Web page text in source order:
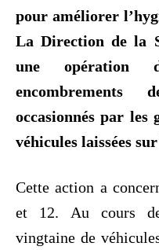
pour améliorer
La Direction de la
une opération
occasionnés par les
véhicules laissées
Cette action a
et 12. Au cours
vingtaine de